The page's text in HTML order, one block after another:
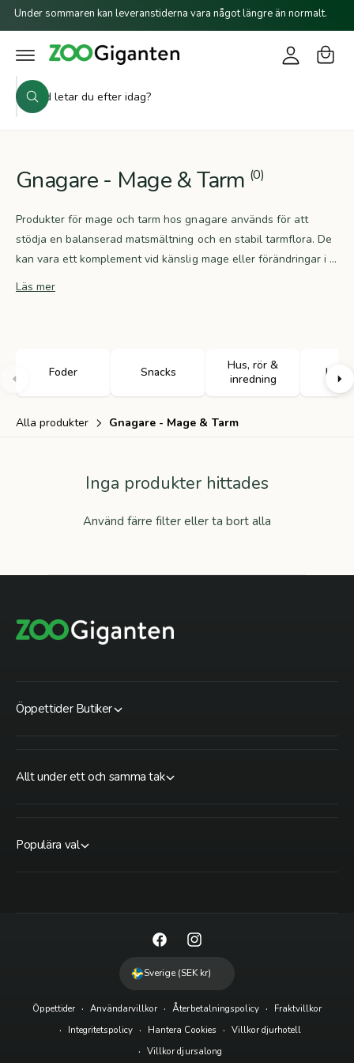
il
n
e
h
å
Under sommaren kan leveranstiderna vara något längre än normalt.
S
ö
v
å
r
b
u
S
ö
o
g
g
r
u
k
Gnagare - Mage & Tarm (0)
Produkter för mage och tarm hos gnagare används för att
stödja en balanserad matsmältning och en stabil tarmflora. De
kan vara ett komplement vid känslig mage eller förändringar i ...
Läs mer
Foder Snacks
Hus, rör &
inredning
Alla produkter Gnagare - Mage & Tarm
Inga produkter hittades
Använd färre filter ellerta bort alla
Öppettider Butiker
Allt under ett och samma tak
Populära val
Öppettider Användarvillkor Återbetalningspolicy
Fraktvillkor
Integritetspolicy
Hantera Cookies
Villkor djurhotell
Villkor djursalong
F
a
e
b
o
I
n
t
a
g
Sverige (SEK kr)